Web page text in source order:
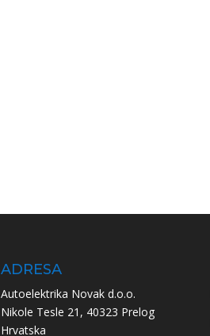
ADRESA
Autoelektrika Novak d.o.o.
Nikole Tesle 21, 40323 Prelog
Hrvatska